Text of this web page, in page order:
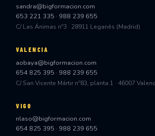
sandra@bigformacion.com
653 221 335 · 988 239 655
C/ Las Ánimas nº3 · 28911 Leganés (Madrid)
VALENCIA
aobaya@bigformacion.com
654 825 395 · 988 239 655
C/ San Vicente Mártir nº83, planta 1 · 46007
VIGO
nlaso@bigformacion.com
654 825 395 · 988 239 655